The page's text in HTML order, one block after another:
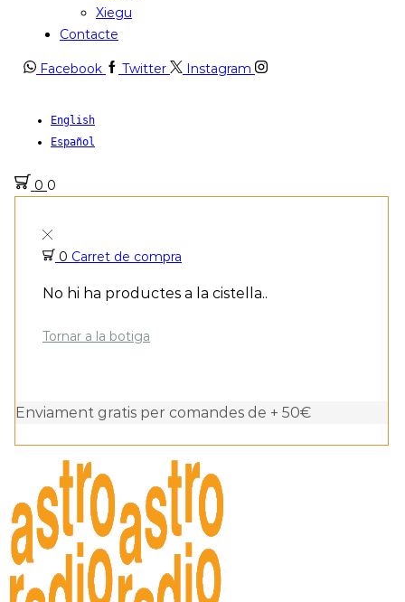
Xiegu
Contacte
Facebook Twitter Instagram
English
Español
0 0
0 Carret de compra
No hi ha productes a la cistella..
Tornar a la botiga
Enviament gratis per comandes de + 50€